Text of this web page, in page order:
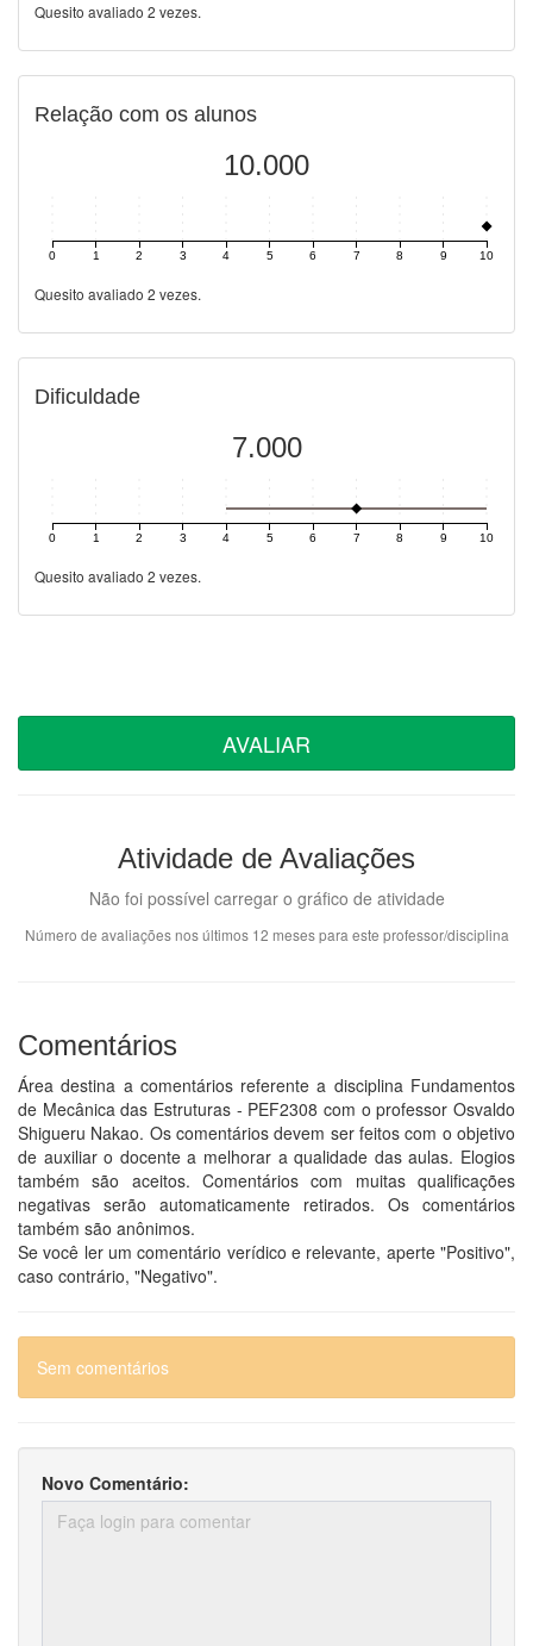
Quesito avaliado 2 vezes.
Relação com os alunos
10.000
0 1 2 3 4 5 6 7 8 9 10
Quesito avaliado 2 vezes.
Dificuldade
7.000
0 1 2 3 4 5 6 7 8 9 10
Quesito avaliado 2 vezes.
AVALIAR
Atividade de Avaliações
Não foi possível carregar o gráfico de atividade
Número de avaliações nos últimos 12 meses para este professor/disciplina
Comentários
Área destina a comentários referente a disciplina Fundamentos
de Mecânica das Estruturas - PEF2308 com o professor Osvaldo
Shigueru Nakao. Os comentários devem ser feitos com o objetivo
de auxiliar o docente a melhorar a qualidade das aulas. Elogios
também são aceitos. Comentários com muitas qualificações
negativas serão automaticamente retirados. Os comentários
também são anônimos.
Se você ler um comentário verídico e relevante, aperte "Positivo",
caso contrário, "Negativo".
Sem comentários
Novo Comentário: